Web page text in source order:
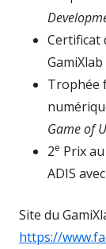
Certificat
GamiXlab
Trophée
Game of
2e Prix
ADIS
Site du
https://